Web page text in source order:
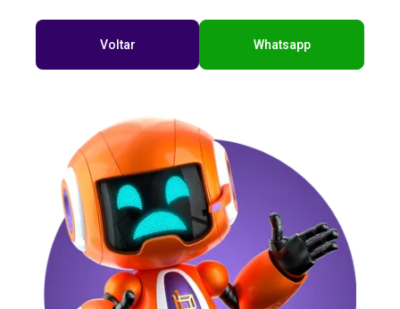
Voltar Whatsapp